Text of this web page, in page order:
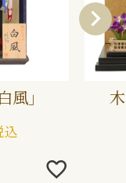
」
込